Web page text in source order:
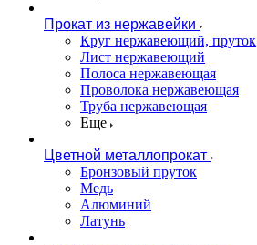
Прокат из нержавейки
Круг нержавеющий, пруток
Лист нержавеющий
Полоса нержавеющая
Проволока нержавеющая
Труба нержавеющая
Еще
Цветной металлопрокат
Бронзовый пруток
Медь
Алюминий
Латунь